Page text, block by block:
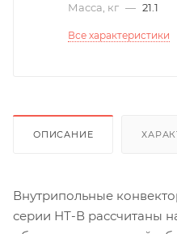
Масса, кг — 21.1
Все характеристики
ОПИСАНИЕ
Внутрипольные
серии НТ-В рассчитаны